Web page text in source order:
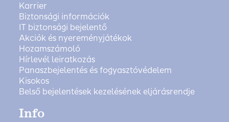
Karrier
Biztonsági információk
IT biztonsági bejelentő
Akciók és nyereményjátékok
Hozamszámoló
Hírlevél leiratkozás
Panaszbejelentés és fogyasztóvédelem
Kisokos
Belső bejelentések kezelésének eljárásrendje
Info